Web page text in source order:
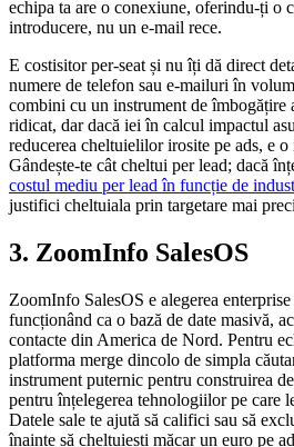
echipa ta are o conexiune, oferindu-ți o
introducere, nu un e-mail rece.
E costisitor per-seat și nu îți dă direct
numere de telefon sau e-mailuri în
combini cu un instrument de îmbogățire
ridicat, dar dacă iei în calcul impactul
reducerea cheltuielilor irosite pe ads, e
Gândește-te cât cheltui per lead; dacă
costul mediu per lead în funcție de
justifici cheltuiala prin targetare mai
3. ZoomInfo SalesOS
ZoomInfo SalesOS e alegerea
funcționând ca o bază de date masivă,
contacte din America de Nord. Pentru
platforma merge dincolo de simpla
instrument puternic pentru construirea
pentru înțelegerea tehnologiilor pe care
Datele sale te ajută să califici sau să
înainte să cheltuiești măcar un euro pe